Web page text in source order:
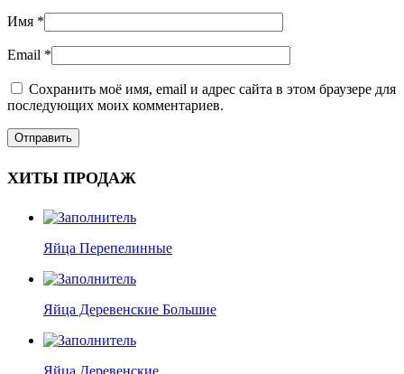
Имя *
Email *
Сохранить моё имя, email и адрес сайта в этом браузере для
последующих моих комментариев.
ХИТЫ ПРОДАЖ
Яйца Перепелинные
Яйца Деревенские Большие
Яйца Деревенские